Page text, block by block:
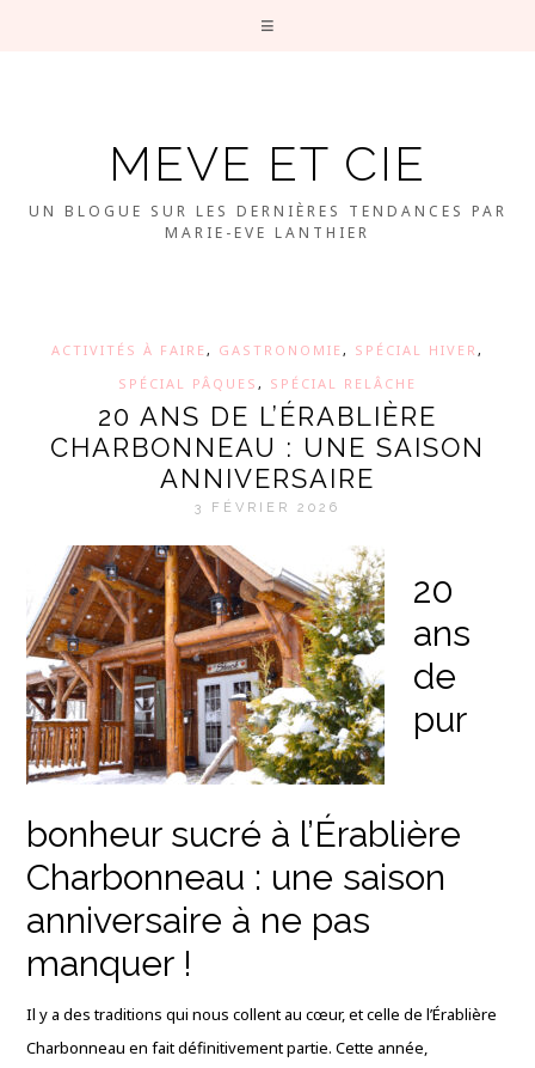
MEVE ET CIE
UN BLOGUE SUR LES DERNIÈRES TENDANCES PAR
MARIE-EVE LANTHIER
ACTIVITÉS À FAIRE, GASTRONOMIE, SPÉCIAL HIVER ,
SPÉCIAL PÂQUES , SPÉCIAL RELÂCHE
20 ANS DE L’ÉRABLIÈRE
CHARBONNEAU : UNE SAISON
ANNIVERSAIRE
3 FÉVRIER 2026
20
ans
de
pur
bonheur sucré à l’Érablière
Charbonneau : une saison
anniversaire à ne pas
manquer !
Il y a des traditions qui nous collent au cœur, et celle de l’Érablière
Charbonneau en fait définitivement partie. Cette année,